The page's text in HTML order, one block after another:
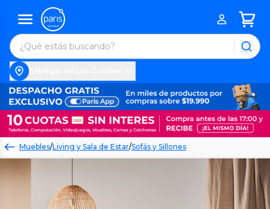
Muebles/Living y Sala de Estar/Sofás y Sillones